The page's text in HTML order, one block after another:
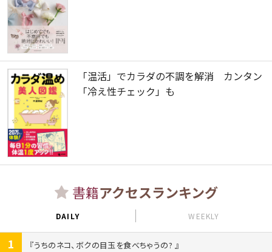
「温活」でカラダの不調を解消 カンタン
「冷え性チェック」も
書籍アクセスランキング
DAILY WEEKLY
1
うちのネコ、ボクの目玉を食べちゃうの?